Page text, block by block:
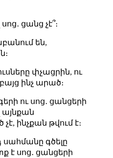
ցանց չէ՞։
են,
փչացրին, ու
ինչ արած։
ու սոց․ ցանցերի
ինչքան թվում է։
գծելը
է սոց․ ցանցերի